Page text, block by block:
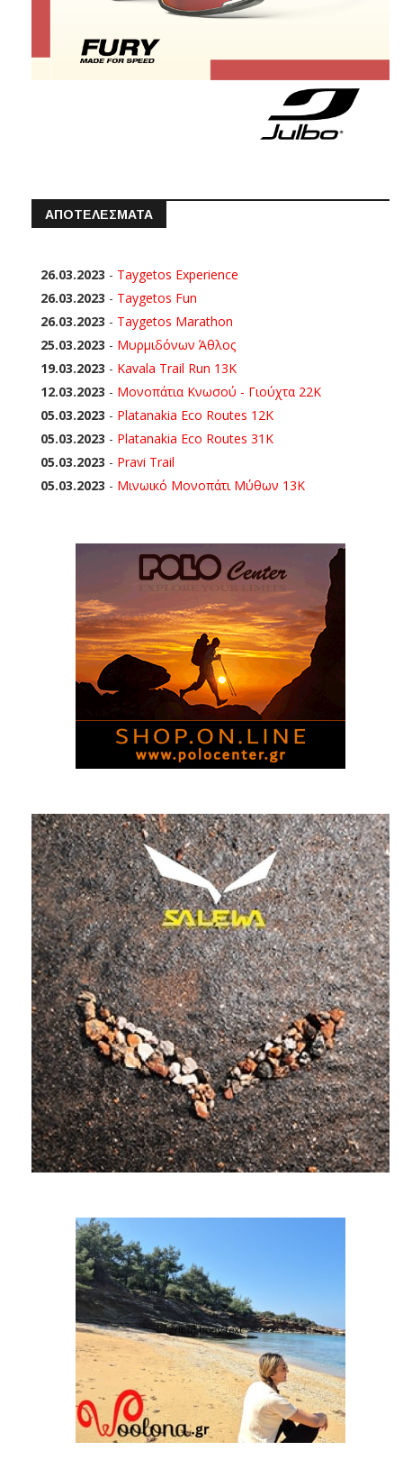
ΑΠΟΤΕΛΕΣΜΑΤΑ
26.03.2023 - Taygetos Experience
26.03.2023 - Taygetos Fun
26.03.2023 - Taygetos Marathon
25.03.2023 - Μυρμιδόνων Άθλος
19.03.2023 - Kavala Trail Run 13K
12.03.2023 - Μονοπάτια Κνωσού - Γιούχτα 22Κ
05.03.2023 - Platanakia Eco Routes 12K
05.03.2023 - Platanakia Eco Routes 31K
05.03.2023 - Pravi Trail
05.03.2023 - Μινωικό Μονοπάτι Μύθων 13Κ